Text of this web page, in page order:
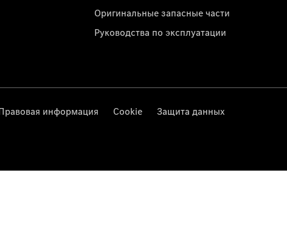
Оригинальные запасные части
Руководства по эксплуатации
информация Cookie Защита данных